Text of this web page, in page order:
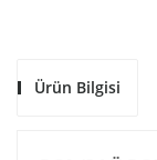
Ürün Bilgisi